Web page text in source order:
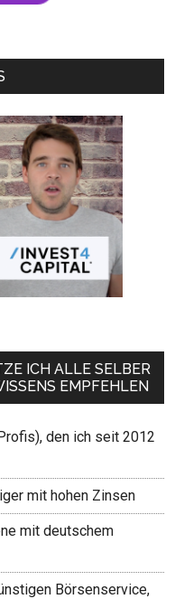
ICH ALLE SELBER
EMPFEHLEN
den ich seit 2012
mit hohen Zinsen
mit deutschem
Börsenservice,